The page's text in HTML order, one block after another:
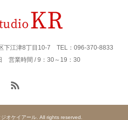
下江津8丁目10-7 TEL：096-370-8833
営業時間 / 9：30～19：30
オケイアール. All rights reserved.